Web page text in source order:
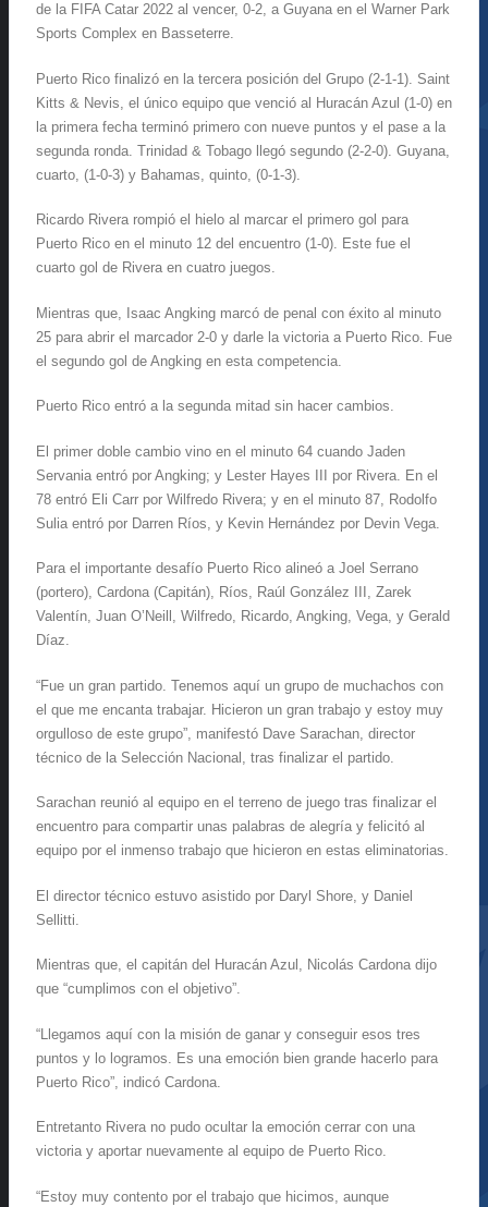
de la FIFA Catar 2022 al vencer, 0-2, a Guyana en el Warner Park
Sports Complex en Basseterre.
Puerto Rico finalizó en la tercera posición del Grupo (2-1-1). Saint
Kitts & Nevis, el único equipo que venció al Huracán Azul (1-0) en
la primera fecha terminó primero con nueve puntos y el pase a la
segunda ronda. Trinidad & Tobago llegó segundo (2-2-0). Guyana,
cuarto, (1-0-3) y Bahamas, quinto, (0-1-3).
Ricardo Rivera rompió el hielo al marcar el primero gol para
Puerto Rico en el minuto 12 del encuentro (1-0). Este fue el
cuarto gol de Rivera en cuatro juegos.
Mientras que, Isaac Angking marcó de penal con éxito al minuto
25 para abrir el marcador 2-0 y darle la victoria a Puerto Rico. Fue
el segundo gol de Angking en esta competencia.
Puerto Rico entró a la segunda mitad sin hacer cambios.
El primer doble cambio vino en el minuto 64 cuando Jaden
Servania entró por Angking; y Lester Hayes III por Rivera. En el
78 entró Eli Carr por Wilfredo Rivera; y en el minuto 87, Rodolfo
Sulia entró por Darren Ríos, y Kevin Hernández por Devin Vega.
Para el importante desafío Puerto Rico alineó a Joel Serrano
(portero), Cardona (Capitán), Ríos, Raúl González III, Zarek
Valentín, Juan O’Neill, Wilfredo, Ricardo, Angking, Vega, y Gerald
Díaz.
“Fue un gran partido. Tenemos aquí un grupo de muchachos con
el que me encanta trabajar. Hicieron un gran trabajo y estoy muy
orgulloso de este grupo”, manifestó Dave Sarachan, director
técnico de la Selección Nacional, tras finalizar el partido.
Sarachan reunió al equipo en el terreno de juego tras finalizar el
encuentro para compartir unas palabras de alegría y felicitó al
equipo por el inmenso trabajo que hicieron en estas eliminatorias.
El director técnico estuvo asistido por Daryl Shore, y Daniel
Sellitti.
Mientras que, el capitán del Huracán Azul, Nicolás Cardona dijo
que “cumplimos con el objetivo”.
“Llegamos aquí con la misión de ganar y conseguir esos tres
puntos y lo logramos. Es una emoción bien grande hacerlo para
Puerto Rico”, indicó Cardona.
Entretanto Rivera no pudo ocultar la emoción cerrar con una
victoria y aportar nuevamente al equipo de Puerto Rico.
“Estoy muy contento por el trabajo que hicimos, aunque